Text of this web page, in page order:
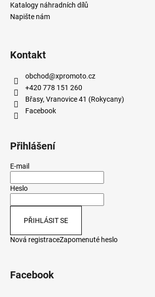
Katalogy náhradních dílů
Napište nám
Kontakt
obchod@xpromoto.cz
+420 778 151 260
Břasy, Vranovice 41 (Rokycany)
Facebook
Přihlášení
E-mail
Heslo
PŘIHLÁSIT SE
Nová registraceZapomenuté heslo
Facebook